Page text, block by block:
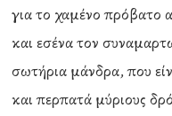
για το χαμένο πρόβατο
και εσένα τον
σωτήρια μάνδρα, που
και περπατά μύριους